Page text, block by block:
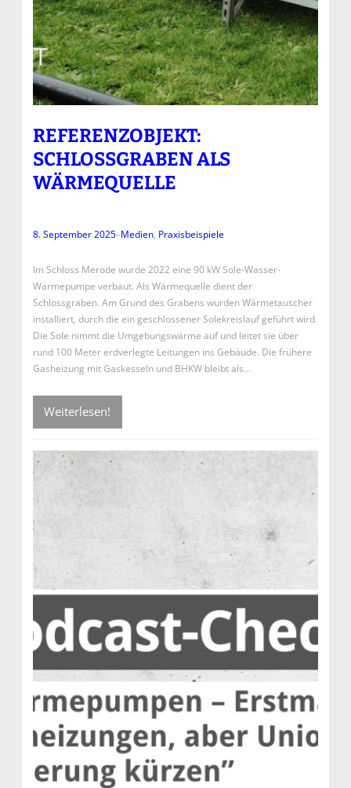
REFERENZOBJEKT:
SCHLOSSGRABEN ALS
WÄRMEQUELLE
8. September 2025–Medien, Praxisbeispiele
Im Schloss Merode wurde 2022 eine 90 kW Sole-Wasser-
Wärmepumpe verbaut. Als Wärmequelle dient der
Schlossgraben. Am Grund des Grabens wurden Wärmetauscher
installiert, durch die ein geschlossener Solekreislauf geführt wird.
Die Sole nimmt die Umgebungswärme auf und leitet sie über
rund 100 Meter erdverlegte Leitungen ins Gebäude. Die frühere
Gasheizung mit Gaskesseln und BHKW bleibt als…
Weiterlesen!